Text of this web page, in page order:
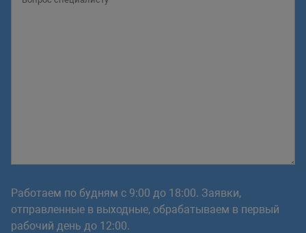
Работаем по будням с 9:00 до 18:00. Заявки,
отправленные в выходные, обрабатываем в первый
рабочий день до 12:00.